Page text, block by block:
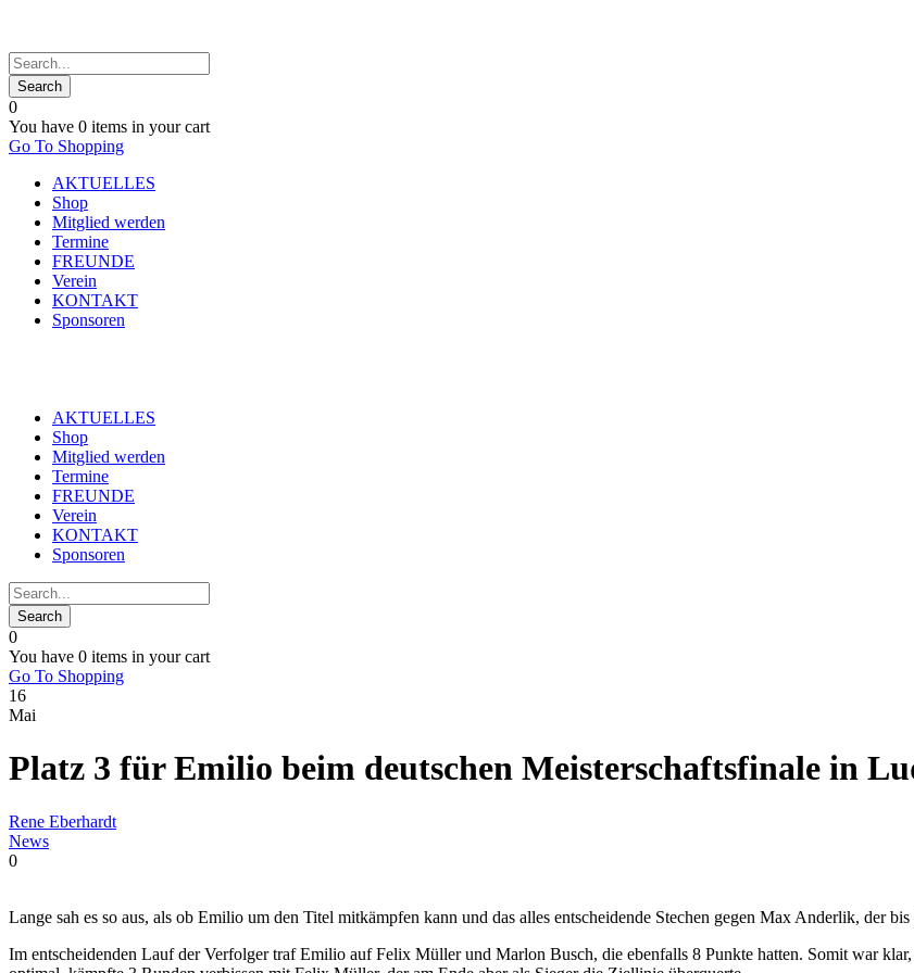
0
You have 0 items in your cart
Go To Shopping
AKTUELLES
Shop
Mitglied werden
Termine
FREUNDE
Verein
KONTAKT
Sponsoren
AKTUELLES
Shop
Mitglied werden
Termine
FREUNDE
Verein
KONTAKT
Sponsoren
0
You have 0 items in your cart
Go To Shopping
16
Mai
Platz 3 für Emilio beim deutschen Meisterschaftsfinale in
Rene Eberhardt
News
0
Lange sah es so aus, als ob Emilio um den Titel mitkämpfen kann und das alles entscheidende Stechen gegen Max Anderlik, der
Im entscheidenden Lauf der Verfolger traf Emilio auf Felix Müller und Marlon Busch, die ebenfalls 8 Punkte hatten. Somit war